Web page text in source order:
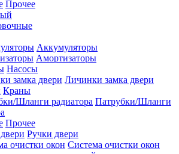
Прочее
Аккумуляторы
Амортизаторы
Насосы
Личинки замка двери
Краны
Патрубки/Шланги
Прочее
Ручки двери
Система очистки окон